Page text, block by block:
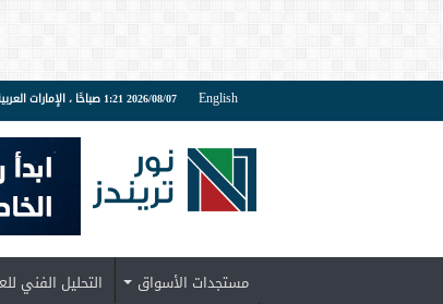
English 2026/08/07 1:21 صباحًا ، الإمارات العربية
مستجدات الأسواق التحليل الفني